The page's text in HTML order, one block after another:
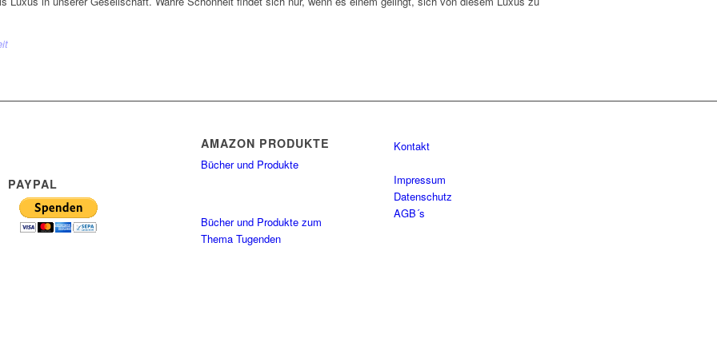
PAYPAL
AMAZON PRODUKTE
Bücher und Produkte
Bücher und Produkte zum
Thema Tugenden
Kontakt
Impressum
Datenschutz
AGB´s